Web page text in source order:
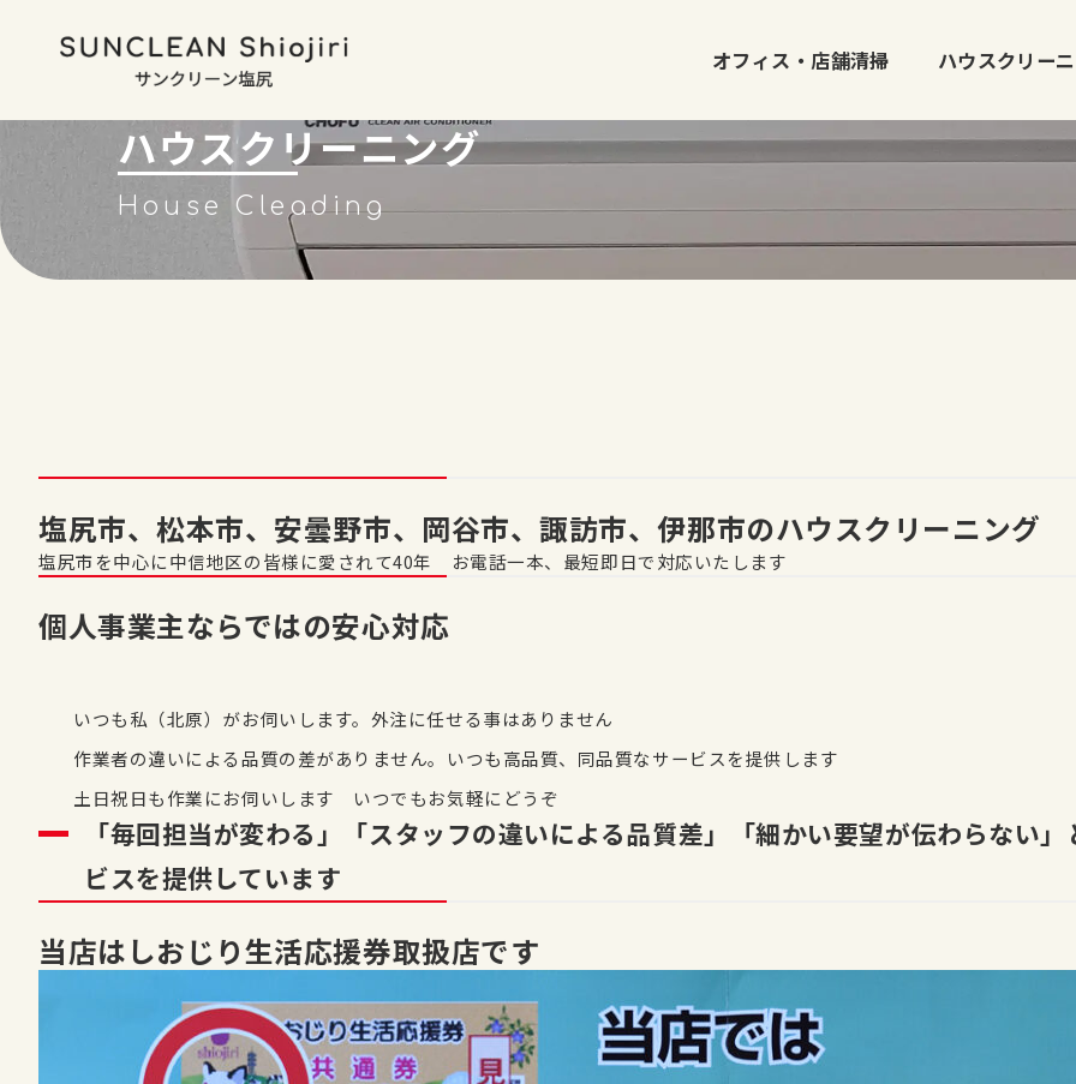
オフィス・店舗清掃 ハウスクリー
ハウスクリーニング
House Cleading
塩尻市、松本市、安曇野市、岡谷市、諏訪市、伊那市のハウスクリーニング
塩尻市を中心に中信地区の皆様に愛されて40年 お電話一本、最短即日で対応いたします
個人事業主ならではの安心対応
いつも私（北原）がお伺いします。外注に任せる事はありません
作業者の違いによる品質の差がありません。いつも高品質、同品質なサービスを提供します
土日祝日も作業にお伺いします いつでもお気軽にどうぞ
「毎回担当が変わる」「スタッフの違いによる品質差」「細かい要望が伝わらない
ビスを提供しています
当店はしおじり生活応援券取扱店です